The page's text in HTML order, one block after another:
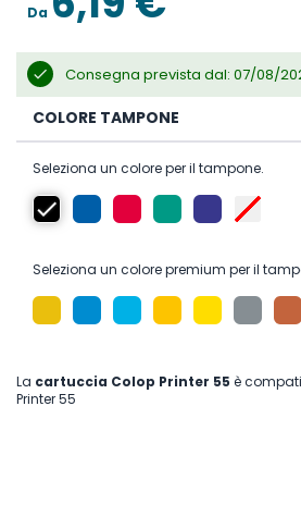
Da
Consegna prevista dal: 07/08/
COLORE TAMPONE
Seleziona un colore per il tampone.
Seleziona un colore premium per il
La cartuccia Colop Printer 55 è
Printer 55